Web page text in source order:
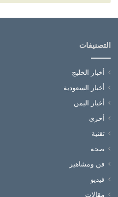
التصنيفات
أخبار الخليج
أخبار السعودية
أخبار اليمن
أخرى
تقنية
صحة
فن ومشاهير
فيديو
مقالات